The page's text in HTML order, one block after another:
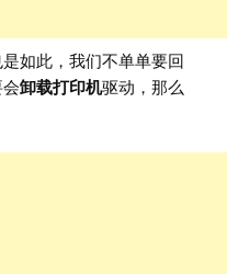
如此，我们不单单要回
会卸载打印机驱动，那么